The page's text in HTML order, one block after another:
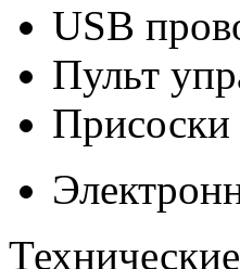
USB
Пульт
Присоски